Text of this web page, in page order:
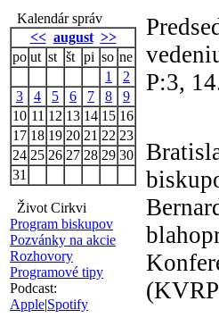
Kalendár správ
<< august >>
po ut st št pi so ne
1
2
3
4 5 6 7 8
9
10 11 12 13 14 15 16
17 18 19 20 21 22 23
24 25 26 27 28 29 30
31
Život Cirkvi
Program biskupov
Pozvánky na akcie
Rozhovory
Programové tipy
Podcast:
Apple|Spotify
P:3,